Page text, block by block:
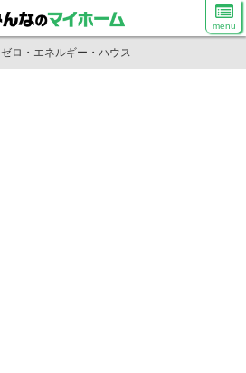
menu
ゼロ・エネルギー・ハウス